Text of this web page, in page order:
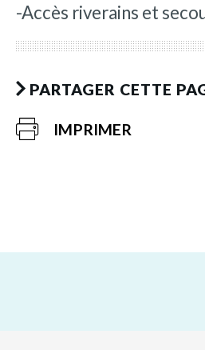
-Accès riverains et
PARTAGER CETTE
IMPRIMER